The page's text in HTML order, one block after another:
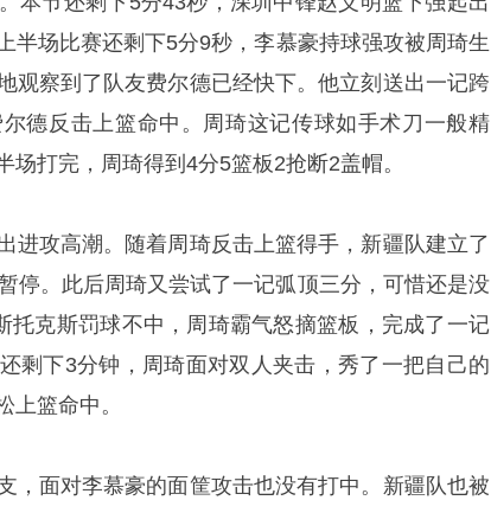
半场比赛还剩下5分9秒，李慕豪持球强攻被周琦生
观察到了队友费尔德已经快下。他立刻送出一记跨
德反击上篮命中。周琦这记传球如手术刀一般精
打完，周琦得到4分5篮板2抢断2盖帽。
进攻高潮。随着周琦反击上篮得手，新疆队建立了
停。此后周琦又尝试了一记弧顶三分，可惜还是没
托克斯罚球不中，周琦霸气怒摘篮板，完成了一记
剩下3分钟，周琦面对双人夹击，秀了一把自己的
上篮命中。
，面对李慕豪的面筐攻击也没有打中。新疆队也被